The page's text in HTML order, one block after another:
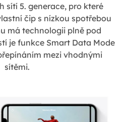
sítí 5. generace, pro které
čip s nízkou spotřebou
má technologii plně pod
je funkce Smart Data Mode
mezi vhodnými
sítěmi.